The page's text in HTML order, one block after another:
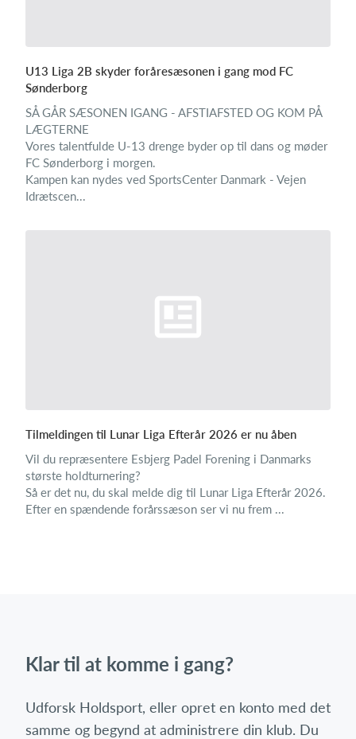
U13 Liga 2B skyder foråresæsonen i gang mod FC
Sønderborg
SÅ GÅR SÆSONEN IGANG - AFSTIAFSTED OG KOM PÅ
LÆGTERNE
Vores talentfulde U-13 drenge byder op til dans og møder
FC Sønderborg i morgen.
Kampen kan nydes ved SportsCenter Danmark - Vejen
Idrætscen...
Tilmeldingen til Lunar Liga Efterår 2026 er nu åben
Vil du repræsentere Esbjerg Padel Forening i Danmarks
største holdturnering?
Så er det nu, du skal melde dig til Lunar Liga Efterår 2026.
Efter en spændende forårssæson ser vi nu frem ...
Klar til at komme i gang?
Udforsk Holdsport, eller opret en konto med det
samme og begynd at administrere din klub. Du